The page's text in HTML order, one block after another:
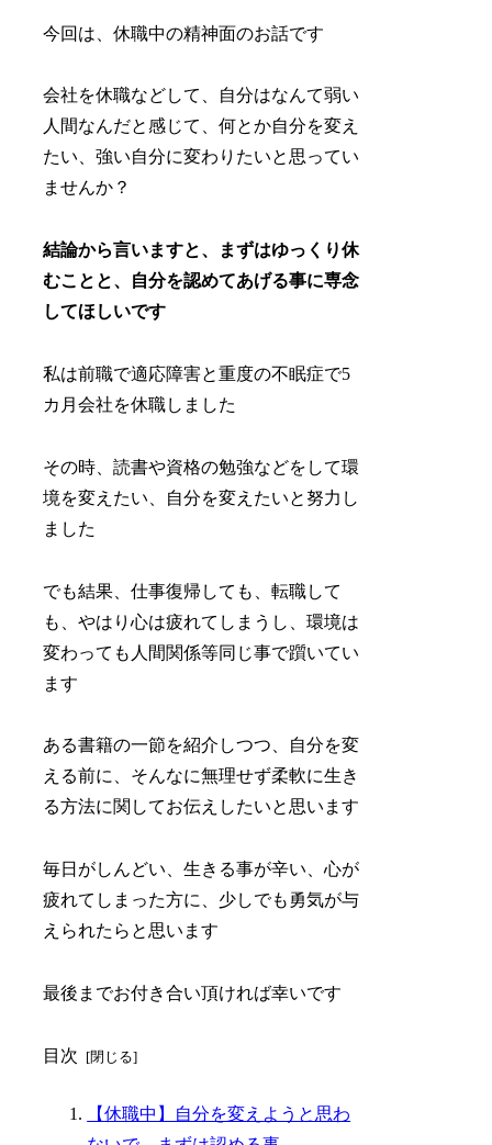
今回は、休職中の精神面のお話です
会社を休職などして、自分はなんて弱い
人間なんだと感じて、何とか自分を変え
たい、強い自分に変わりたいと思ってい
ませんか？
結論から言いますと、まずはゆっくり休
むことと、自分を認めてあげる事に専念
してほしいです
私は前職で適応障害と重度の不眠症で5
カ月会社を休職しました
その時、読書や資格の勉強などをして環
境を変えたい、自分を変えたいと努力し
ました
でも結果、仕事復帰しても、転職して
も、やはり心は疲れてしまうし、環境は
変わっても人間関係等同じ事で躓いてい
ます
ある書籍の一節を紹介しつつ、自分を変
える前に、そんなに無理せず柔軟に生き
る方法に関してお伝えしたいと思います
毎日がしんどい、生きる事が辛い、心が
疲れてしまった方に、少しでも勇気が与
えられたらと思います
最後までお付き合い頂ければ幸いです
目次
【休職中】自分を変えようと思わ